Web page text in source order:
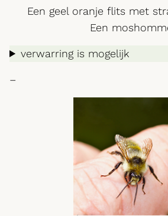
Een geel oranje flits met
Een
verwarring is mogelijk
–